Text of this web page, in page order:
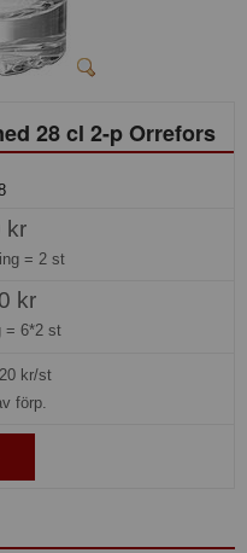
28 cl 2-p Orrefors
kr
= 2 st
kr
= 6*2 st
kr/st
förp.